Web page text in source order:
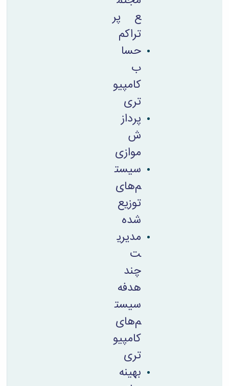
ع پر
تراکم
حسا
ب
کامپیو
تری
پرداز
ش
موازی
سیست
م‌های
توزیع
شده
مدیری
ت
چند
هدفه
سیست
م‌های
کامپیو
تری
بهینه